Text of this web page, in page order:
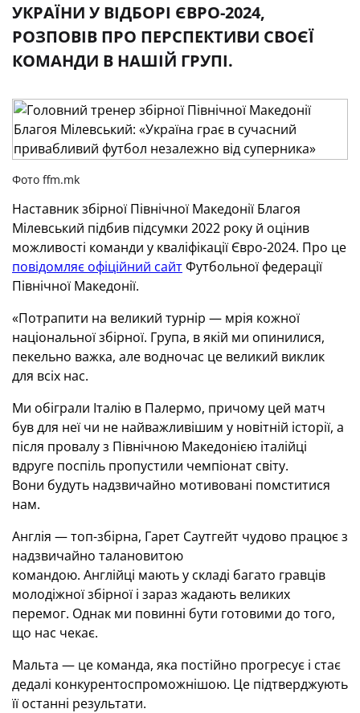
УКРАЇНИ У ВІДБОРІ ЄВРО-2024,
РОЗПОВІВ ПРО ПЕРСПЕКТИВИ СВОЄЇ
КОМАНДИ В НАШІЙ ГРУПІ.
Фото ffm.mk
Наставник збірної Північної Македонії Благоя
Мілевський підбив підсумки 2022 року й оцінив
можливості команди у кваліфікації Євро-2024. Про це
повідомляє офіційний сайтФутбольної федерації
Північної Македонії.
«Потрапити на великий турнір — мрія кожної
національної збірної. Група, в якій ми опинилися,
пекельно важка, але водночас це великий виклик
для всіх нас.
Ми обіграли Італію в Палермо, причому цей матч
був для неї чи не найважливішим у новітній історії, а
після провалу з Північною Македонією італійці
вдруге поспіль пропустили чемпіонат світу.
Вони будуть надзвичайно мотивовані помститися
нам.
Англія — топ-збірна, Гарет Саутгейт чудово працює з
надзвичайно талановитою
командою. Англійці мають у складі багато гравців
молодіжної збірної і зараз жадають великих
перемог. Однак ми повинні бути готовими до того,
що нас чекає.
Мальта — це команда, яка постійно прогресує і стає
дедалі конкурентоспроможнішою. Це підтверджують
її останні результати.